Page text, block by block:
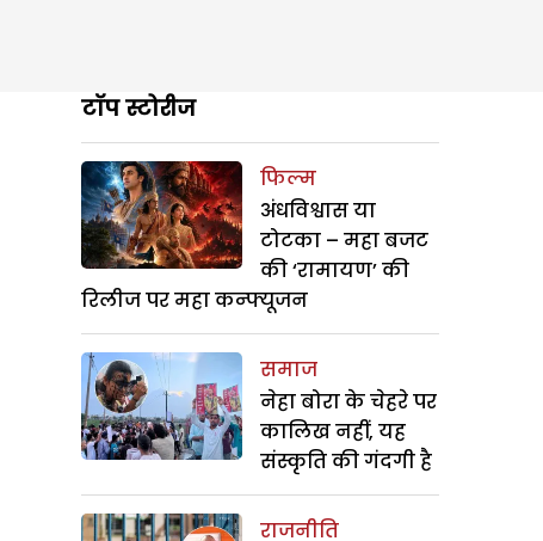
टॉप स्टोरीज
फिल्म
अंधविश्वास या
टोटका – महा बजट
की ‘रामायण’ की
रिलीज पर महा कन्फ्यूजन
समाज
नेहा बोरा के चेहरे पर
कालिख नहीं, यह
संस्कृति की गंदगी है
राजनीति